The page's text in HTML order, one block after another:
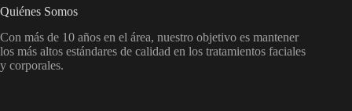
Quiénes Somos
Con más de 10 años en el área, nuestro objetivo es mantener
los más altos estándares de calidad en los tratamientos faciales
y corporales.